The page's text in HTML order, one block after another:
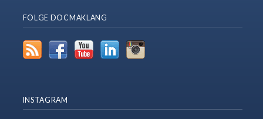
FOLGE DOCMAKLANG
INSTAGRAM